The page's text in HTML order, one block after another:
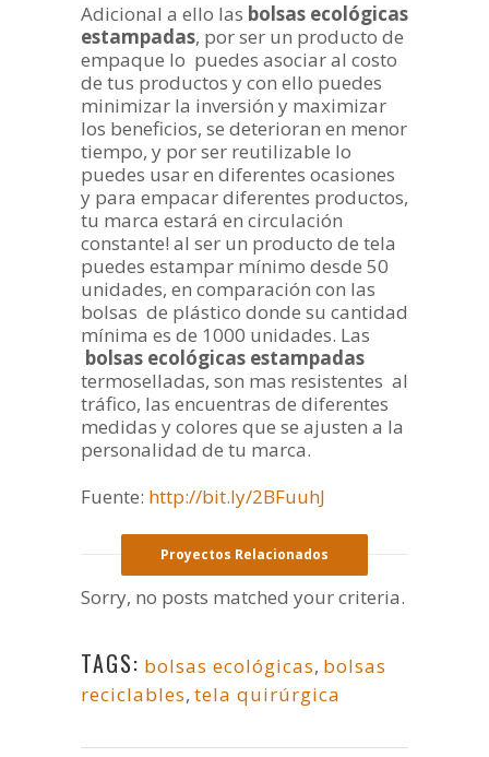
Adicional a ello las bolsas ecológicas
estampadas, por ser un producto de
empaque lo puedes asociar al costo
de tus productos y con ello puedes
minimizar la inversión y maximizar
los beneficios, se deterioran en menor
tiempo, y por ser reutilizable lo
puedes usar en diferentes ocasiones
y para empacar diferentes productos,
tu marca estará en circulación
constante! al ser un producto de tela
puedes estampar mínimo desde 50
unidades, en comparación con las
bolsas de plástico donde su cantidad
mínima es de 1000 unidades. Las
bolsas ecológicas estampadas
termoselladas, son mas resistentes al
tráfico, las encuentras de diferentes
medidas y colores que se ajusten a la
personalidad de tu marca.
Fuente: http://bit.ly/2BFuuhJ
Proyectos Relacionados
Sorry, no posts matched your criteria.
TAGS: bolsas ecológicas, bolsas
reciclables, tela quirúrgica